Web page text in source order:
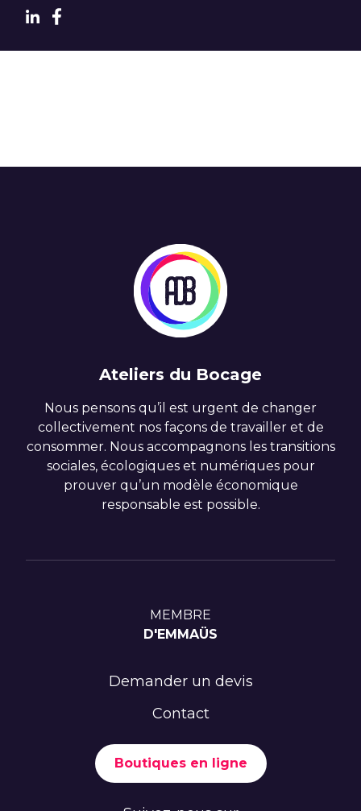
Ateliers du Bocage
Nous pensons qu’il est urgent de changer
collectivement nos façons de travailler et de
consommer. Nous accompagnons les transitions
sociales, écologiques et numériques pour
prouver qu’un modèle économique
responsable est possible.
MEMBRE
D'EMMAÜS
Demander un devis
Contact
Boutiques en ligne